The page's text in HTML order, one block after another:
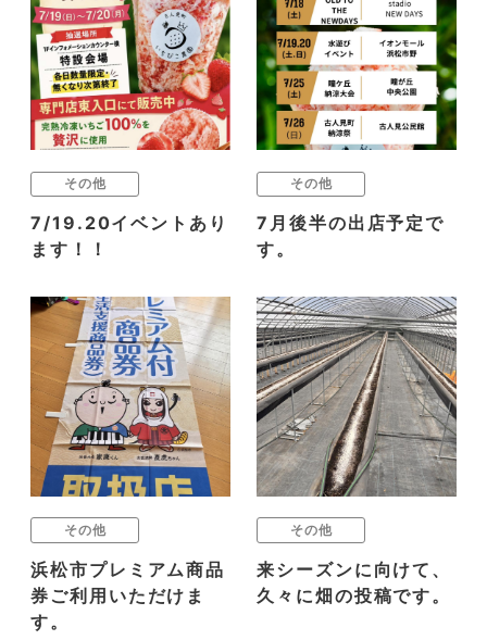
その他
7/19.20イベントあり
ます！！
その他
7月後半の出店予定で
す。
その他
浜松市プレミアム商品
券ご利用いただけま
す。
その他
来シーズンに向けて、
久々に畑の投稿です。